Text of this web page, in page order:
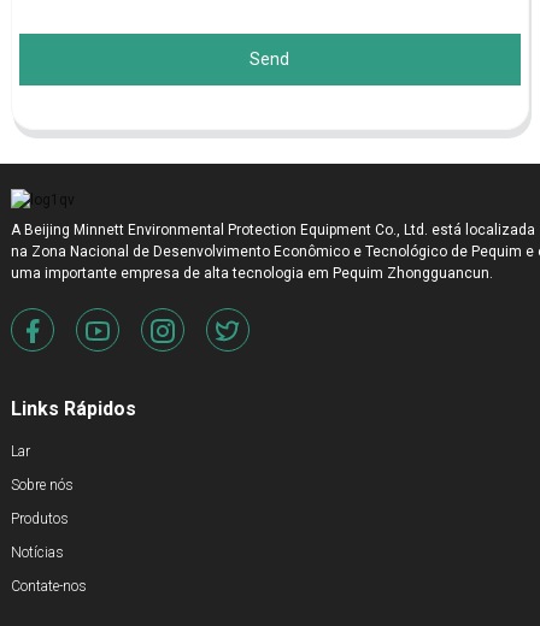
Send
A Beijing Minnett Environmental Protection Equipment Co., Ltd. está localizada
na Zona Nacional de Desenvolvimento Econômico e Tecnológico de Pequim e
uma importante empresa de alta tecnologia em Pequim Zhongguancun.
Links Rápidos
Lar
Sobre nós
Produtos
Notícias
Contate-nos